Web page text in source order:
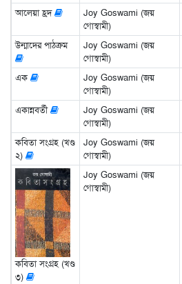
আলেয়া হ্রদ
Joy Goswami (জয়
গোস্বামী)
উন্মাদের পাঠক্রম
Joy Goswami (জয়
গোস্বামী)
এক
Joy Goswami (জয়
গোস্বামী)
একান্নবর্তী
Joy Goswami (জয়
গোস্বামী)
কবিতা সংগ্রহ (খণ্ড
২)
Joy Goswami (জয়
গোস্বামী)
কবিতা সংগ্রহ (খণ্ড
৩)
Joy Goswami (জয়
গোস্বামী)